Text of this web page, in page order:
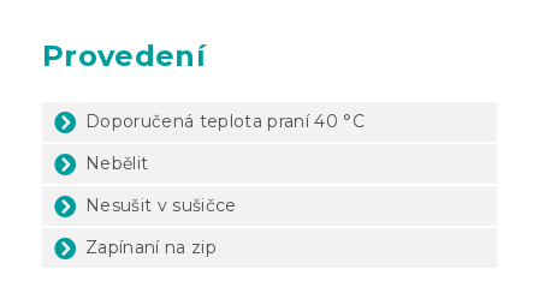
Provedení
Doporučená teplota praní 40 °C
Nebělit
Nesušit v sušičce
Zapínaní na zip